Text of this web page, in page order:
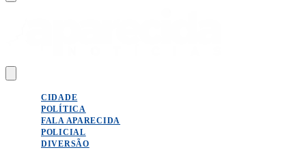
CIDADE
POLÍTICA
FALA APARECIDA
POLICIAL
DIVERSÃO